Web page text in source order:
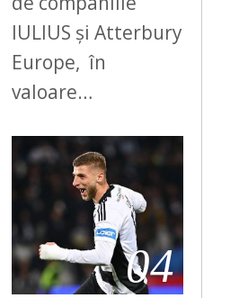
IULIUS și Atterbury
Europe, în
valoare…
04